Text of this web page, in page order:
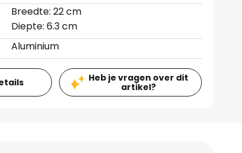
Breedte: 22 cm
Diepte: 6.3 cm
Aluminium
Heb je vragen over dit
artikel?